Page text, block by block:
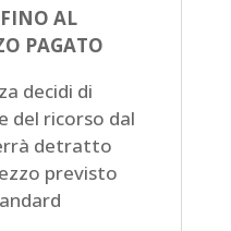
AL
PAGATO
decidi di
del ricorso dal
detratto
previsto